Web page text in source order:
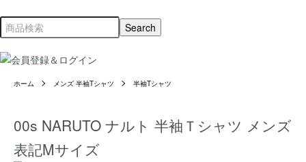
ホーム メンズ 半袖Tシャツ 半袖Tシャツ
00s NARUTO ナルト 半袖Ｔシャツ メンズ
表記Mサイズ